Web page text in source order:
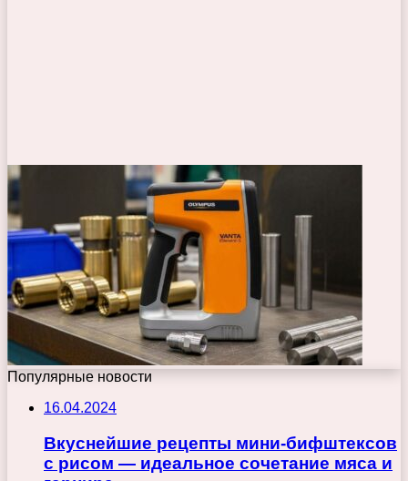
Популярные новости
16.04.2024
Вкуснейшие рецепты мини-бифштексов
с рисом — идеальное сочетание мяса и